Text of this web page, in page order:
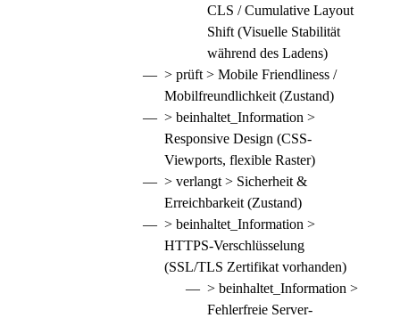
CLS / Cumulative Layout
Shift (Visuelle Stabilität
während des Ladens)
> prüft > Mobile Friendliness /
Mobilfreundlichkeit (Zustand)
> beinhaltet_Information >
Responsive Design (CSS-
Viewports, flexible Raster)
> verlangt > Sicherheit &
Erreichbarkeit (Zustand)
> beinhaltet_Information >
HTTPS-Verschlüsselung
(SSL/TLS Zertifikat vorhanden)
> beinhaltet_Information >
Fehlerfreie Server-